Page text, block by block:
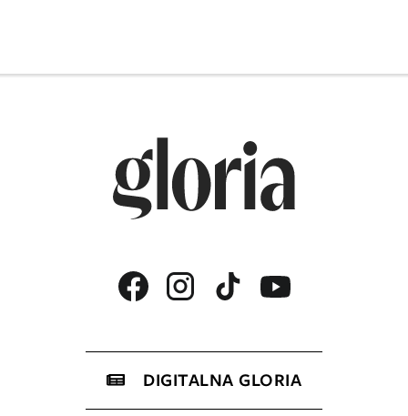
DIGITALNA GLORIA